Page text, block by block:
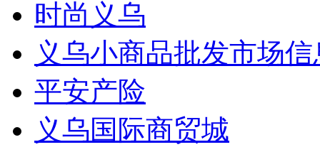
时尚义乌
义乌小商品批发市场
平安产险
义乌国际商贸城